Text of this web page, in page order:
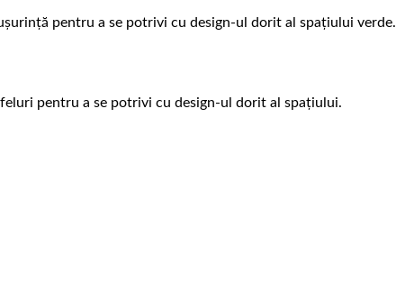
pentru a se potrivi cu design-ul dorit al spațiului verde.
pentru a se potrivi cu design-ul dorit al spațiului.